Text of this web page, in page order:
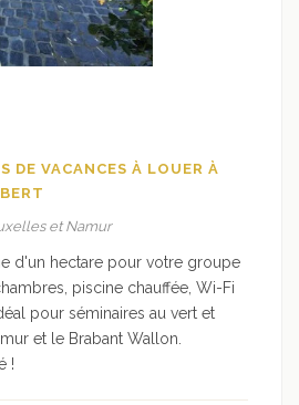
DE VACANCES À LOUER À
et Namur
d'un hectare pour votre groupe
piscine chauffée, Wi-Fi
pour séminaires au vert et
et le Brabant Wallon.
!